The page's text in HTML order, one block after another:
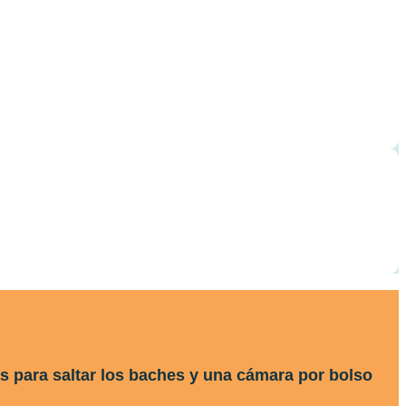
para saltar los baches y una cámara por bolso